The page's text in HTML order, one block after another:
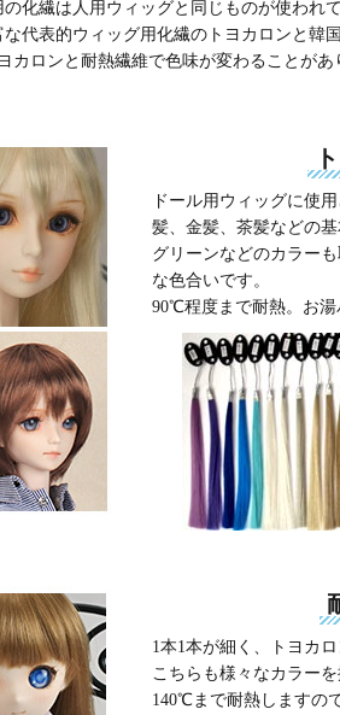
の化繊は人用ウィッグと同じものが使われて
代表的ウィッグ用化繊のトヨカロンと韓
カロンと耐熱繊維で色味が変わることがあ
ドール用ウィッグに使
髪、金髪、茶髪などの
グリーンなどのカラー
な色合いです。
90℃程度まで耐熱。お湯
1本1本が細く、トヨカ
こちらも様々なカラーを
140℃まで耐熱しますの